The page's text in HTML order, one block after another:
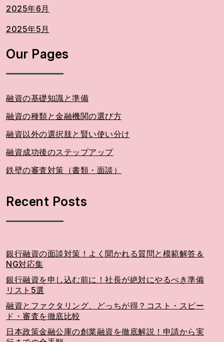
2025年6月
2025年5月
Our Pages
融資の基礎知識と準備
融資の種類と金融機関の選び方
融資以外の選択肢と賢い使い分け
融資成功後のステップアップ
鉄壁の審査対策（書類・面談）
Recent Posts
銀行融資の面談対策！よく聞かれる質問と模範解答＆
NG対応集
銀行融資を申し込む前に！社長が絶対にやるべき準備
リスト5選
融資とファクタリング、どっちが得？コスト・スピー
ド・審査を徹底比較
日本政策金融公庫の創業融資を徹底解説！申請から実